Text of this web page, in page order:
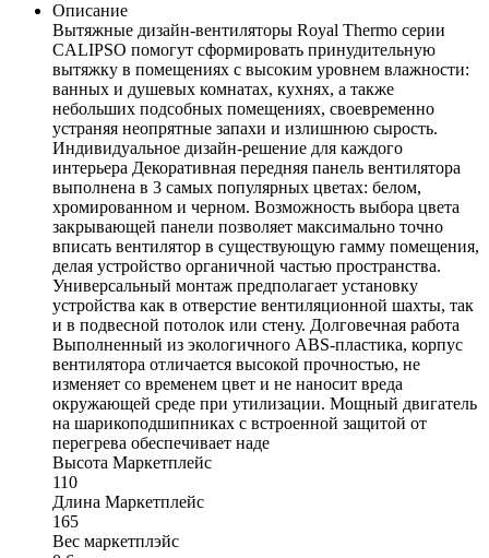
Описание
Вытяжные дизайн-вентиляторы Royal Thermo серии
CALIPSO помогут сформировать принудительную
вытяжку в помещениях с высоким уровнем влажности:
ванных и душевых комнатах, кухнях, а также
небольших подсобных помещениях, своевременно
устраняя неопрятные запахи и излишнюю сырость.
Индивидуальное дизайн-решение для каждого
интерьера Декоративная передняя панель вентилятора
выполнена в 3 самых популярных цветах: белом,
хромированном и черном. Возможность выбора цвета
закрывающей панели позволяет максимально точно
вписать вентилятор в существующую гамму помещения,
делая устройство органичной частью пространства.
Универсальный монтаж предполагает установку
устройства как в отверстие вентиляционной шахты, так
и в подвесной потолок или стену. Долговечная работа
Выполненный из экологичного ABS-пластика, корпус
вентилятора отличается высокой прочностью, не
изменяет со временем цвет и не наносит вреда
окружающей среде при утилизации. Мощный двигатель
на шарикоподшипниках с встроенной защитой от
перегрева обеспечивает наде
Высота Маркетплейс
110
Длина Маркетплейс
165
Вес маркетплэйс